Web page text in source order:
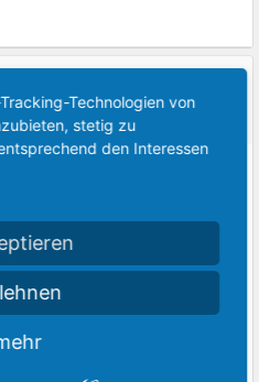
Sinuskurve verstärkt, ohne
oder?
bei der RMS
Technologien von
stetig zu
den Interessen